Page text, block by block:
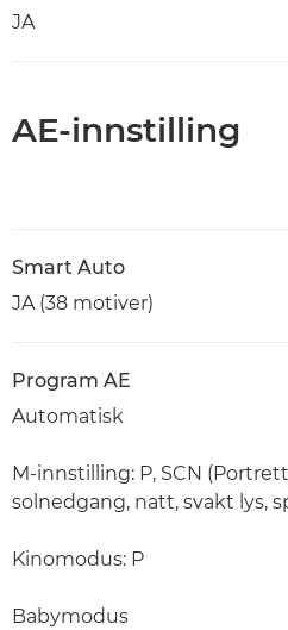
JA
AE-innstilling
Smart Auto
JA (38 motiver)
Program AE
Automatisk
M-innstilling: P, SCN
solnedgang, natt, svakt lys,
Kinomodus: P
Babymodus